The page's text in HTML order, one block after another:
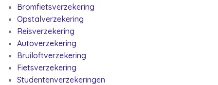
Bromfietsverzekering
Opstalverzekering
Reisverzekering
Autoverzekering
Bruiloftverzekering
Fietsverzekering
Studentenverzekeringen